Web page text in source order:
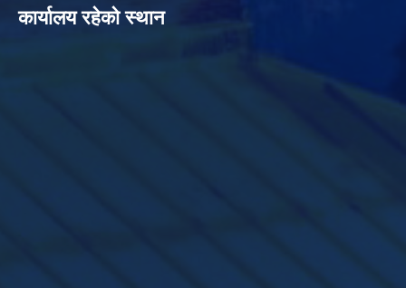
कार्यालय रहेको स्थान